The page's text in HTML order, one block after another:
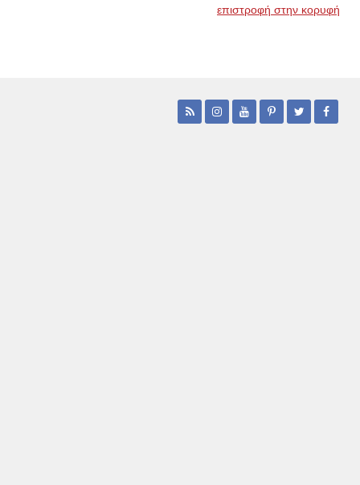
επιστροφή στην κορυφή